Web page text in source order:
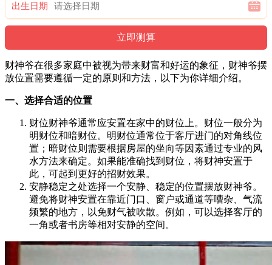
出生日期
财神爷在很多家庭中被视为带来财富和好运的象征，财神爷摆
放位置需要遵循一定的原则和方法，以下为你详细介绍。
一、选择合适的位置
财位财神爷通常应安置在家中的财位上。财位一般分为
明财位和暗财位。明财位通常位于客厅进门的对角线位
置；暗财位则需要根据房屋的坐向等因素通过专业的风
水方法来确定。如果能准确找到财位，将财神安置于
此，可起到更好的招财效果。
安静稳定之处选择一个安静、稳定的位置摆放财神爷。
避免将财神安置在靠近门口、窗户或通道等嘈杂、气流
频繁的地方，以免财气被吹散。例如，可以选择客厅的
一角或者书房等相对安静的空间。